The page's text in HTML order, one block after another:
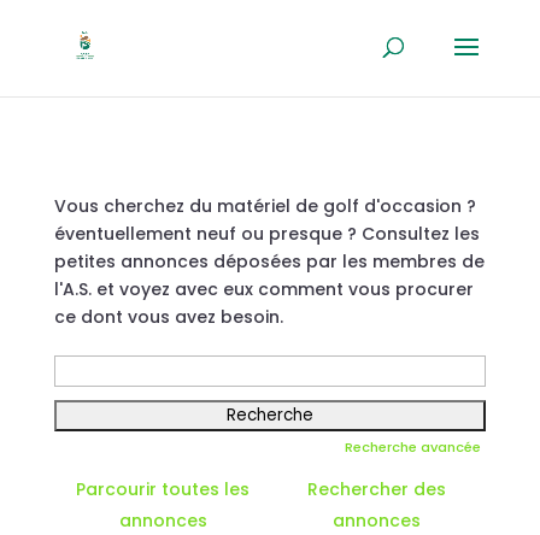
Vous cherchez du matériel de golf d'occasion ?
éventuellement neuf ou presque ? Consultez les
petites annonces déposées par les membres de
l'A.S. et voyez avec eux comment vous procurer
ce dont vous avez besoin.
Recherche avancée
Parcourir toutes les
annonces
Rechercher des
annonces